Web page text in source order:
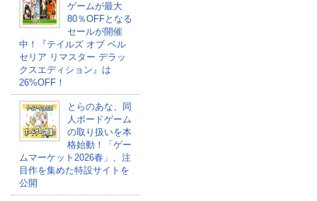
ゲームが最大
80％OFFとなる
セールが開催
中！『テイルズ オブ ベル
セリア リマスター デラッ
クスエディション』は
26%OFF！
とらのあな、同
人ボードゲーム
の取り扱いを本
格始動！「ゲー
ムマーケット2026春」、注
目作を集めた特設サイトを
公開